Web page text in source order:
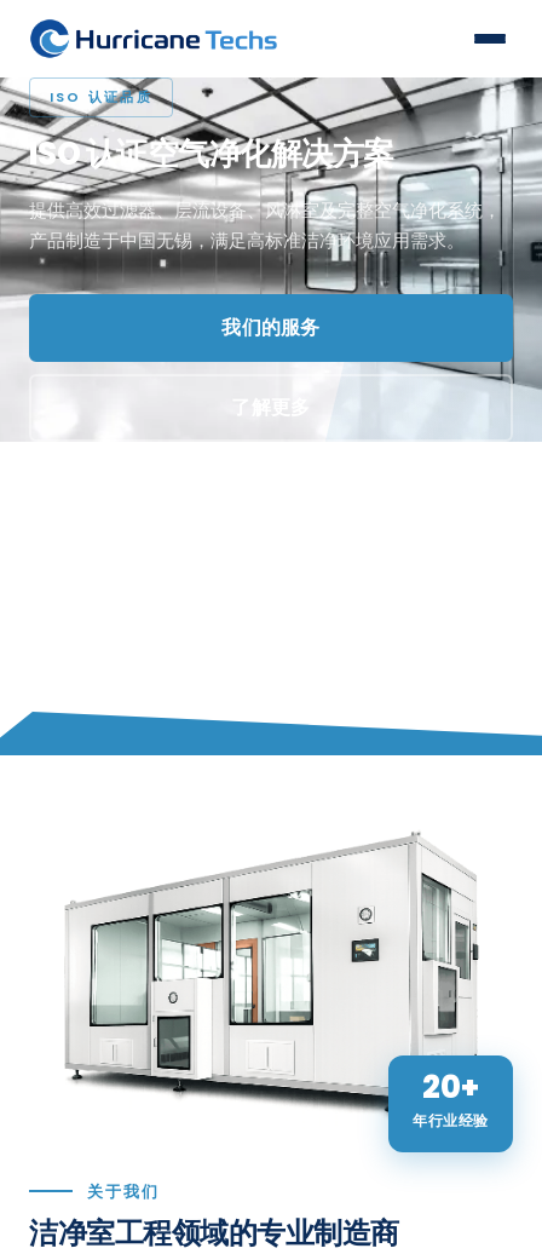
获取报价
我们的产品
ISO 认证品质
ISO 认证空气净化解决方案
提供高效过滤器、层流设备、风淋室及完整空气净化系统，
产品制造于中国无锡，满足高标准洁净环境应用需求。
我们的服务
了解更多
查看项目案例
联系我们
20+
年行业经验
关于我们
洁净室工程领域的专业制造商